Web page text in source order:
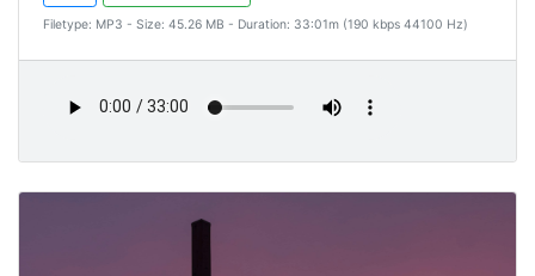
Filetype: MP3 - Size: 45.26 MB - Duration: 33:01m (190 kbps 44100 Hz)